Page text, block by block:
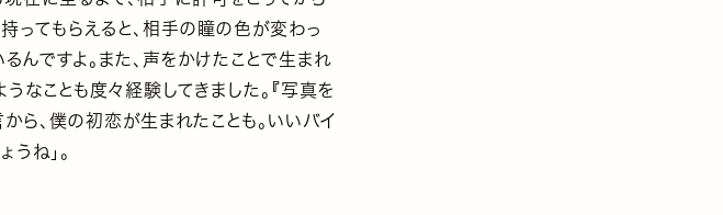
ってもらえると、相手の瞳の色が変わっ
るんですよ。また、声をかけたことで生まれ
なことも度々経験してきました。『写真を
ら、僕の初恋が生まれたことも。いいバイ
ね」。